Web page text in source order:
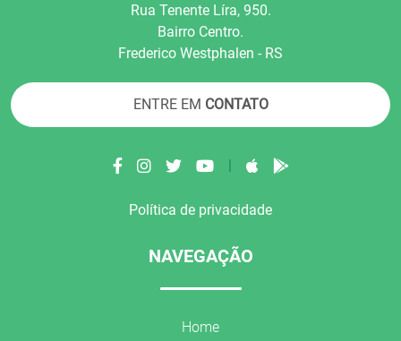
Rua Tenente Líra, 950.
Bairro Centro.
Frederico Westphalen - RS
ENTRE EM CONTATO
|
Política de privacidade
NAVEGAÇÃO
Home